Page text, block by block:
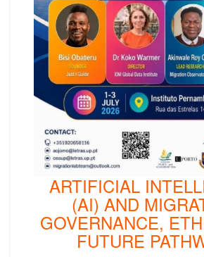
ARTIFICIAL
(AI) AND
GOVERNANCE,
FUTURE